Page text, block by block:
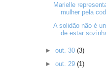
Marielle
mulher pela
A solidão não é
de estar
► out. 30 (3)
► out. 29 (1)